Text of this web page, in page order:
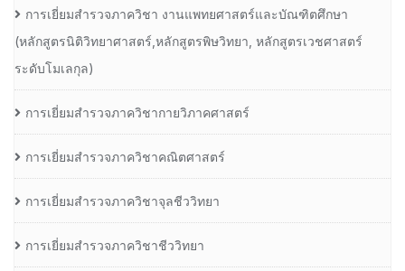
การเยี่ยมสำรวจภาควิชา งานแพทยศาสตร์และบัณฑิตศึกษา
(หลักสูตรนิติวิทยาศาสตร์,หลักสูตรพิษวิทยา, หลักสูตรเวชศาสตร์
ระดับโมเลกุล)
การเยี่ยมสำรวจภาควิชากายวิภาคศาสตร์
การเยี่ยมสำรวจภาควิชาคณิตศาสตร์
การเยี่ยมสำรวจภาควิชาจุลชีววิทยา
การเยี่ยมสำรวจภาควิชาชีววิทยา